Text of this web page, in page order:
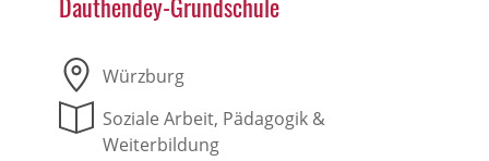
Würzburg
Soziale Arbeit, Pädagogik &
Weiterbildung